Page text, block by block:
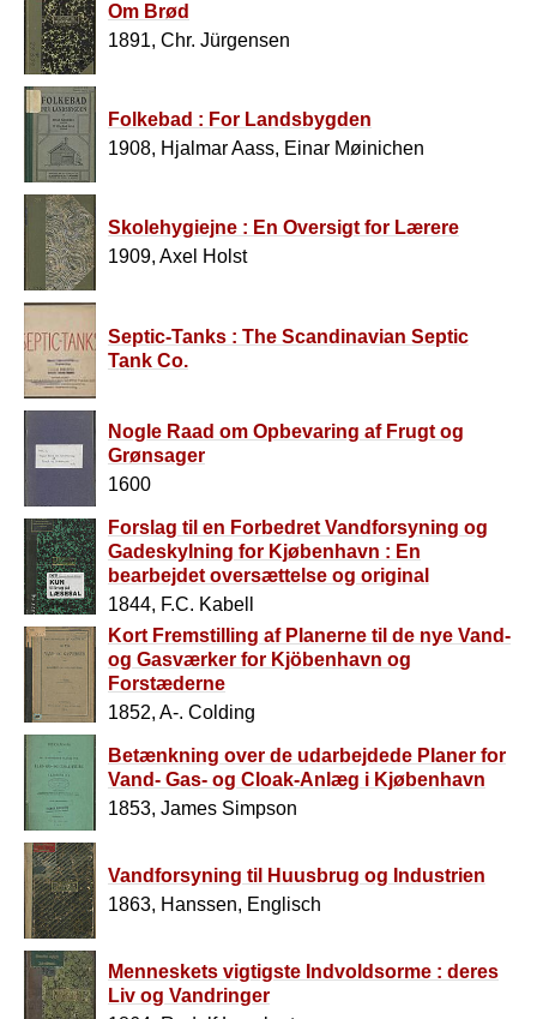
Om Brød
1891, Chr. Jürgensen
Folkebad : For Landsbygden
1908, Hjalmar Aass, Einar Møinichen
Skolehygiejne : En Oversigt for Lærere
1909, Axel Holst
Septic-Tanks : The Scandinavian Septic
Tank Co.
Nogle Raad om Opbevaring af Frugt og
Grønsager
1600
Forslag til en Forbedret Vandforsyning og
Gadeskylning for Kjøbenhavn : En
bearbejdet oversættelse og original
afhandling
1844, F.C. Kabell
Kort Fremstilling af Planerne til de nye Vand-
og Gasværker for Kjöbenhavn og
Forstæderne
1852, A-. Colding
Betænkning over de udarbejdede Planer for
Vand- Gas- og Cloak-Anlæg i Kjøbenhavn
1853, James Simpson
Vandforsyning til Huusbrug og Industrien
1863, Hanssen, Englisch
Menneskets vigtigste Indvoldsorme : deres
Liv og Vandringer